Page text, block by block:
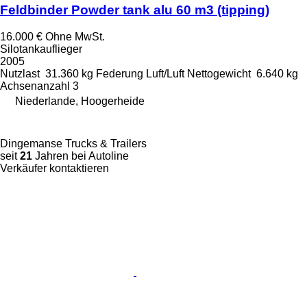
Feldbinder Powder tank alu 60 m3 (tipping)
16.000 € Ohne MwSt.
Silotankauflieger
2005
Nutzlast 31.360 kg Federung Luft/Luft Nettogewicht 6.640 kg
Achsenanzahl 3
Niederlande, Hoogerheide
Dingemanse Trucks & Trailers
seit21 Jahren bei Autoline
Verkäufer kontaktieren